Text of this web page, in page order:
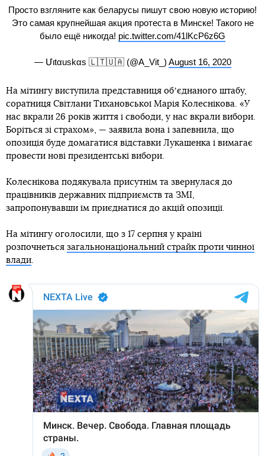
Просто взгляните как беларусы пишут свою новую историю!
Это самая крупнейшая акция протеста в Минске! Такого не
было ещё никогда! pic.twitter.com/41lKcP6z6G
— Մιtαuskαs 🇱🇹🇺🇦 (@A_Vit_) August 16, 2020
На мітингу виступила представниця обʼєднаного штабу,
соратниця Світлани Тихановської Марія Колеснікова. «У
нас вкрали 26 років життя і свободи, у нас вкрали вибори.
Боріться зі страхом», — заявила вона і запевнила, що
опозиція буде домагатися відставки Лукашенка і вимагає
провести нові президентські вибори.
Колеснікова подякувала присутнім та звернулася до
працівників державних підприємств та ЗМІ,
запропонувавши їм приєднатися до акцій опозиції.
На мітингу оголосили, що з 17 серпня у країні
розпочнеться загальнонаціональний страйк проти чинної
влади.